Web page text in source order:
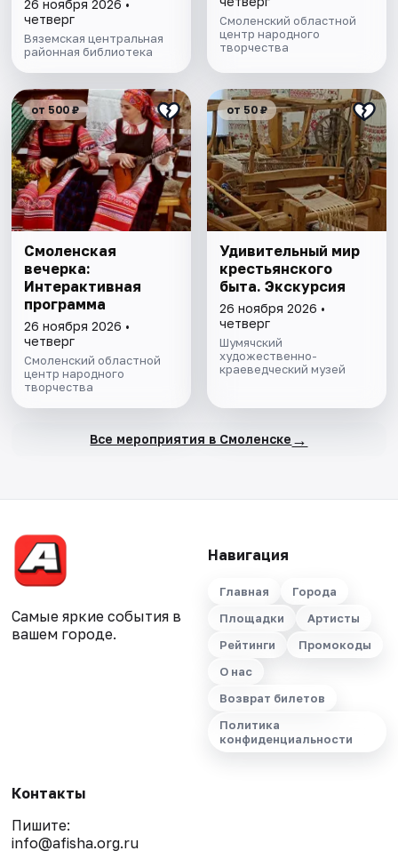
26 ноября 2026 •
четверг
Вяземская центральная
районная библиотека
Смоленский областной
центр народного
творчества
от 500 ₽
Смоленская
вечерка:
Интерактивная
программа
26 ноября 2026 •
четверг
Смоленский областной
центр народного
творчества
от 50 ₽
Удивительный мир
крестьянского
быта. Экскурсия
26 ноября 2026 •
четверг
Шумячский
художественно-
краеведческий музей
Все мероприятия в Смоленске →
Самые яркие события в
вашем городе.
Навигация
Главная
Города
Площадки
Артисты
Рейтинги
Промокоды
О нас
Возврат билетов
Политика
конфиденциальности
Контакты
Пишите:
info@afisha.org.ru